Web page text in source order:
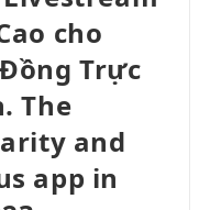
cho
Trực
The
and
app in